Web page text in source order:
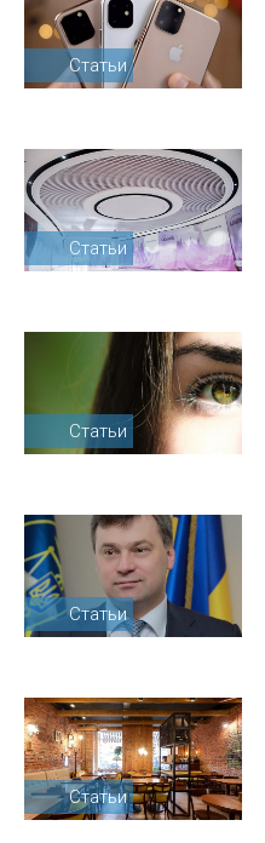
Статьи
Статьи
Статьи
Статьи
Статьи